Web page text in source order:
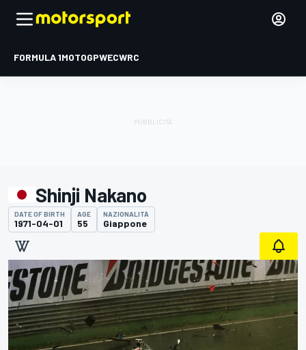
FORMULA 1MOTOGPWECWRC
Shinji Nakano
DATE OF BIRTH
1971-04-01
AGE
55
NAZIONALITÀ
Giappone